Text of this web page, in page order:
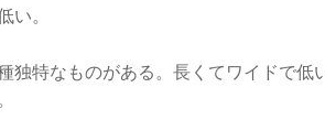
い。
独特なものがある。長くてワイドで低